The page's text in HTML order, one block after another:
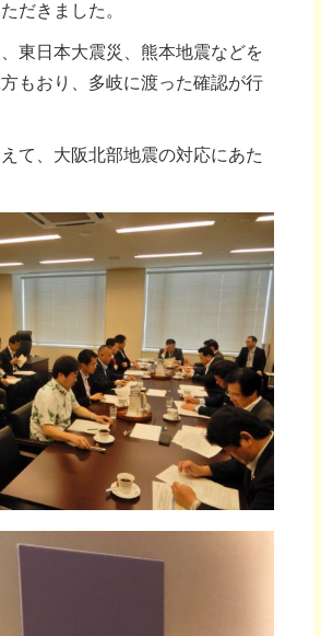
だきました。
東日本大震災、熊本地震などを
もおり、多岐に渡った確認が行
て、大阪北部地震の対応にあた